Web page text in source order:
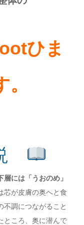
ひま
には「うおのめ」
芯が皮膚の奥へと食
不調につながること
ところ、奥に潜んで